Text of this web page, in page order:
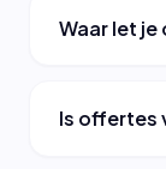
Waar let je
Is offertes